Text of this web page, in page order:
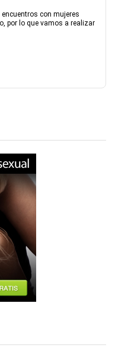
con mujeres
por lo que vamos a realizar